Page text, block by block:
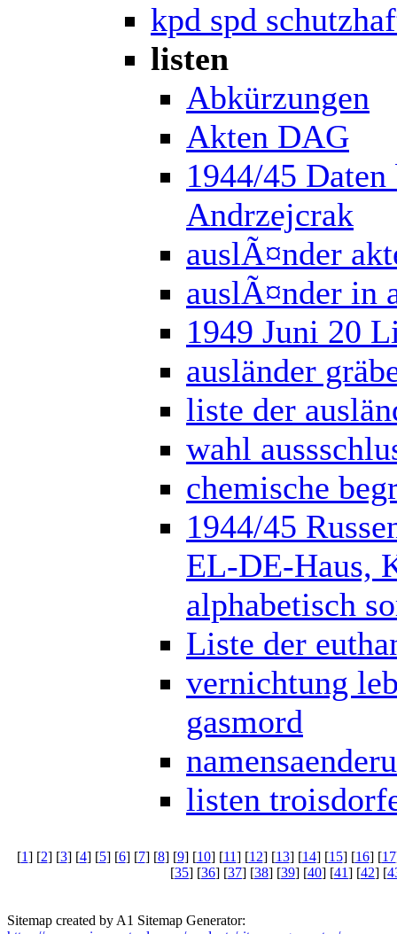
kpd spd
listen
Abkürzungen
Akten DAG
1944/45
Andrzejcrak
auslÃ¤nder
auslÃ¤nder in
1949 Juni 20
ausländer
liste der
wahl
chemische
1944/45
EL-DE-Haus,
alphabetisch
Liste der
vernichtung
gasmord
listen
[1] [2] [3] [4] [5] [6] [7] [8] [9] [10] [11] [12] [13] [14] [15] [16] [17
[35] [36] [37] [38] [39] [40] [41] [42] [
Sitemap created by A1 Sitemap Generator: